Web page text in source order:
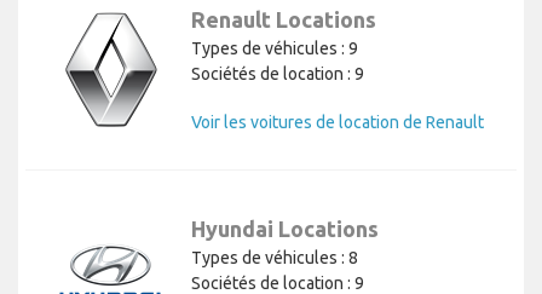
Renault Locations
Types de véhicules : 9
Sociétés de location : 9
Voir les voitures de location de Renault
Hyundai Locations
Types de véhicules : 8
Sociétés de location : 9